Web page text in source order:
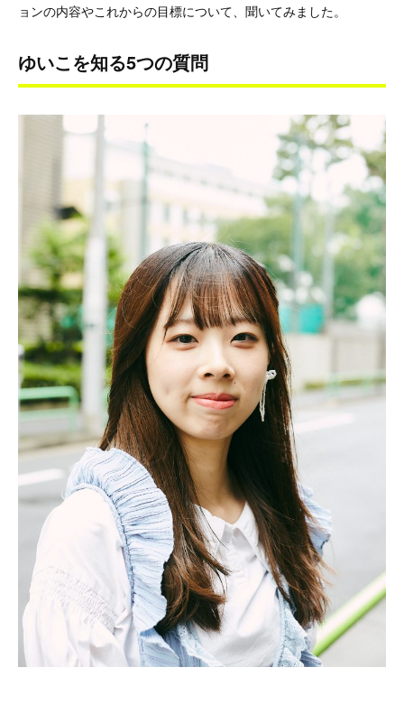
ョンの内容やこれからの目標について、聞いてみました。
ゆいこを知る5つの質問